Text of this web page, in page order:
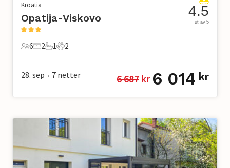
Kroatia
Opatija-Viskovo
6 Gjester
6
2 Soverom
2
1 Bad
1
2 Kjæledyr
2
4.5
ut av 5
28. sep • 7 netter 6 687 kr 6 014 kr